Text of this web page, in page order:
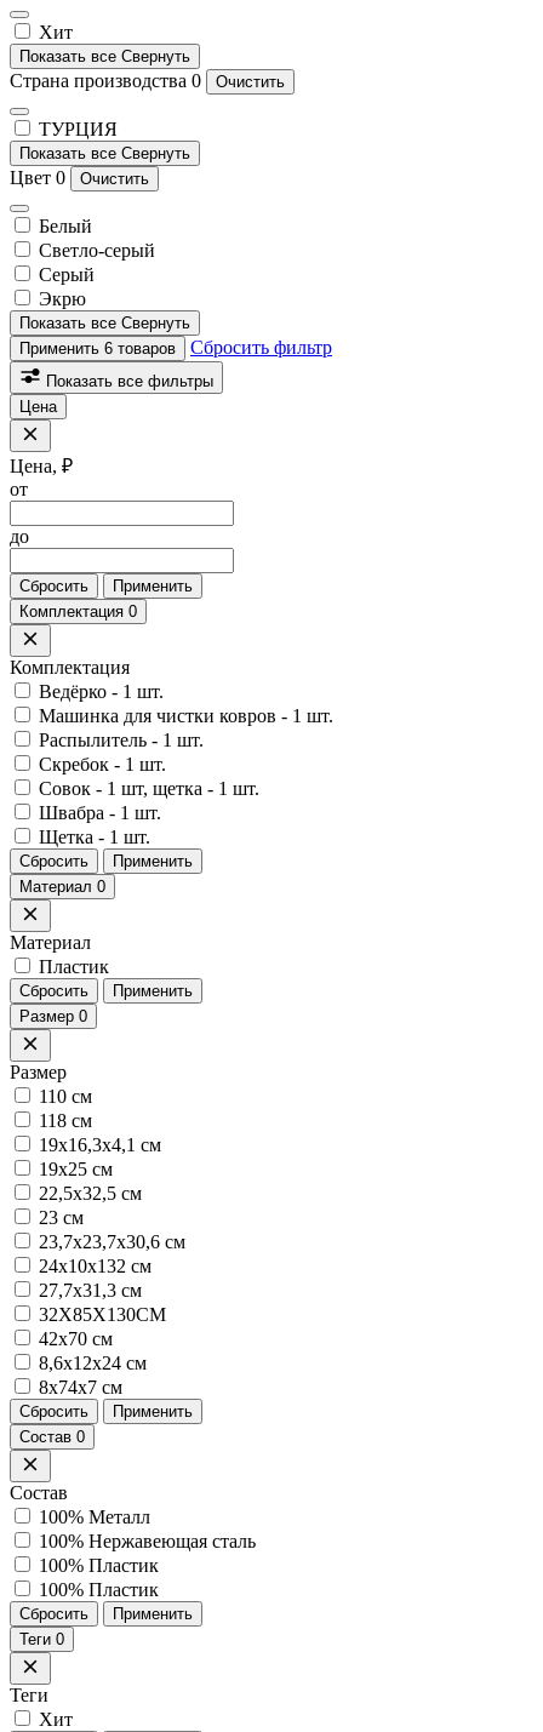
Хит
Показать все Свернуть
Страна производства 0 Очистить
ТУРЦИЯ
Показать все Свернуть
Цвет 0 Очистить
Белый
Светло-серый
Серый
Экрю
Показать все Свернуть
Применить 6 товаров Сбросить фильтр
Показать все фильтры
Цена
Цена, ₽
от
до
Сбросить
Применить
Комплектация 0
Комплектация
Ведёрко - 1 шт.
Машинка для чистки ковров - 1 шт.
Распылитель - 1 шт.
Скребок - 1 шт.
Совок - 1 шт, щетка - 1 шт.
Швабра - 1 шт.
Щетка - 1 шт.
Сбросить
Применить
Материал 0
Материал
Пластик
Сбросить
Применить
Размер 0
Размер
110 см
118 см
19x16,3x4,1 см
19x25 см
22,5x32,5 см
23 см
23,7х23,7х30,6 см
24х10х132 см
27,7x31,3 см
32X85X130CM
42x70 см
8,6х12х24 см
8x74x7 см
Сбросить
Применить
Состав 0
Состав
100% Металл
100% Нержавеющая сталь
100% Пластик
100% Пластик
Сбросить
Применить
Теги 0
Теги
Хит